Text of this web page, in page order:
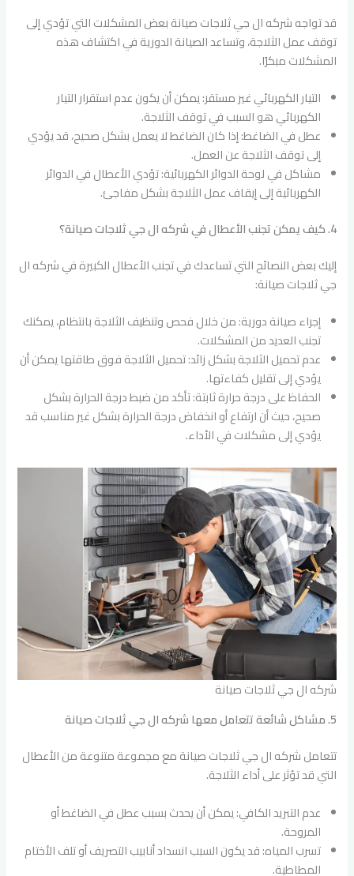
قد تواجه شركه ال جي ثلاجات صيانة بعض المشكلات التي تؤدي إلى
توقف عمل الثلاجة، وتساعد الصيانة الدورية في اكتشاف هذه
المشكلات مبكرًا.
التيار الكهربائي غير مستقر: يمكن أن يكون عدم استقرار التيار
الكهربائي هو السبب في توقف الثلاجة.
عطل في الضاغط: إذا كان الضاغط لا يعمل بشكل صحيح، قد يؤدي
إلى توقف الثلاجة عن العمل.
مشاكل في لوحة الدوائر الكهربائية: تؤدي الأعطال في الدوائر
الكهربائية إلى إيقاف عمل الثلاجة بشكل مفاجئ.
4. كيف يمكن تجنب الأعطال في شركه ال جي ثلاجات صيانة؟
إليك بعض النصائح التي تساعدك في تجنب الأعطال الكبيرة في شركه ال
جي ثلاجات صيانة:
إجراء صيانة دورية: من خلال فحص وتنظيف الثلاجة بانتظام، يمكنك
تجنب العديد من المشكلات.
عدم تحميل الثلاجة بشكل زائد: تحميل الثلاجة فوق طاقتها يمكن أن
يؤدي إلى تقليل كفاءتها.
الحفاظ على درجة حرارة ثابتة: تأكد من ضبط درجة الحرارة بشكل
صحيح، حيث أن ارتفاع أو انخفاض درجة الحرارة بشكل غير مناسب قد
يؤدي إلى مشكلات في الأداء.
شركه ال جي ثلاجات صيانة
5. مشاكل شائعة تتعامل معها شركه ال جي ثلاجات صيانة
تتعامل شركه ال جي ثلاجات صيانة مع مجموعة متنوعة من الأعطال
التي قد تؤثر على أداء الثلاجة.
عدم التبريد الكافي: يمكن أن يحدث بسبب عطل في الضاغط أو
المروحة.
تسرب المياه: قد يكون السبب انسداد أنابيب التصريف أو تلف الأختام
المطاطية.